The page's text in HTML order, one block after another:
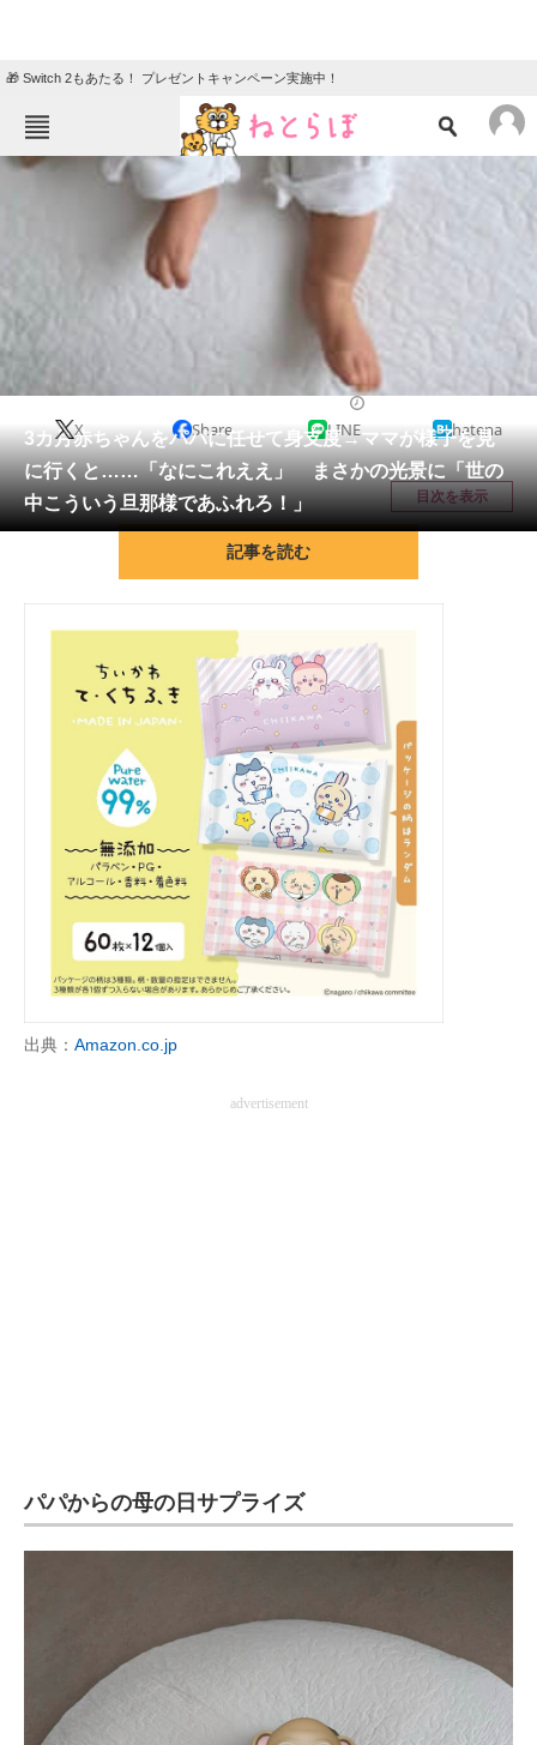
🎁 Switch 2もあたる！ プレゼントキャンペーン実施中！
ねとらぼメニュー
ニュース
教育・育児
リサーチ
会員記事
メディア
注目記事を集めた総合ページ
スマホと通信の最新トレンド
進化するPCとデバイスの未来
好きが集まる 比べて選べる
ビジネスと働き方のヒント
AI活用のいまが分かる
企業ITのトレンドを詳説
経営リーダーのコミュニティ
マーケ×ITの今がよく分かる
ITエンジニア向け専門サイト
企業向けIT製品の総合サイト
ちょっと気になるネットの話題
3カ月赤ちゃんをパパに任せて身支度→ママが様子を見
に行くと……「なにこれええ」 まさかの光景に「世の
中こういう旦那様であふれろ！」
X Share LINE hatena
目次を表示
記事を読む
出典： Amazon.co.jp
advertisement
パパからの母の日サプライズ